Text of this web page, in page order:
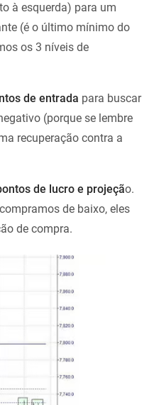
à esquerda) para um
(é o último mínimo do
os 3 níveis de
de entrada para buscar
(porque se lembre
recuperação contra a
de lucro e projeção.
de baixo, eles
de compra.